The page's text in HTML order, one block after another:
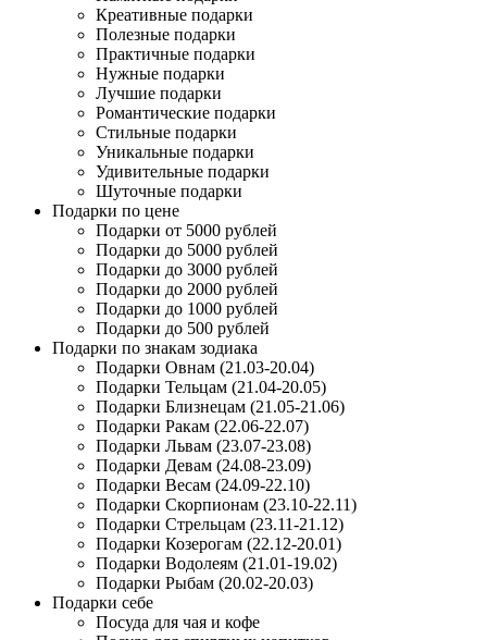
Креативные подарки
Полезные подарки
Практичные подарки
Нужные подарки
Лучшие подарки
Романтические подарки
Стильные подарки
Уникальные подарки
Удивительные подарки
Шуточные подарки
Подарки по цене
Подарки от 5000 рублей
Подарки до 5000 рублей
Подарки до 3000 рублей
Подарки до 2000 рублей
Подарки до 1000 рублей
Подарки до 500 рублей
Подарки по знакам зодиака
Подарки Овнам (21.03-20.04)
Подарки Тельцам (21.04-20.05)
Подарки Близнецам (21.05-21.06)
Подарки Ракам (22.06-22.07)
Подарки Львам (23.07-23.08)
Подарки Девам (24.08-23.09)
Подарки Весам (24.09-22.10)
Подарки Скорпионам (23.10-22.11)
Подарки Стрельцам (23.11-21.12)
Подарки Козерогам (22.12-20.01)
Подарки Водолеям (21.01-19.02)
Подарки Рыбам (20.02-20.03)
Подарки себе
Посуда для чая и кофе